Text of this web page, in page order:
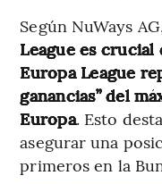
Según NuWays
League es
Europa League
ganancias” del
Europa. Esto
asegurar una
primeros en la